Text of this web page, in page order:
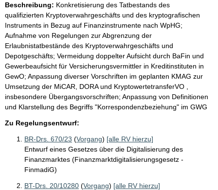
Beschreibung: Konkretisierung des Tatbestands des
qualifizierten Kryptoverwahrgeschäfts und des kryptografischen
Instruments in Bezug auf Finanzinstrumente nach WpHG;
Aufnahme von Regelungen zur Abgrenzung der
Erlaubnistatbestände des Kryptoverwahrgeschäfts und
Depotgeschäfts; Vermeidung doppelter Aufsicht durch BaFin und
Gewerbeaufsicht für Versicherungsvermittler in Kreditinstituten in
GewO; Anpassung diverser Vorschriften im geplanten KMAG zur
Umsetzung der MiCAR, DORA und KryptowertetransferVO ,
insbesondere Übergangsvorschriften; Anpassung von Definitionen
und Klarstellung des Begriffs "Korrespondenzbeziehung" im GWG
Zu Regelungsentwurf:
BR-Drs. 670/23 (Vorgang) [alle RV hierzu]
Entwurf eines Gesetzes über die Digitalisierung des
Finanzmarktes (Finanzmarktdigitalisierungsgesetz -
FinmadiG)
BT-Drs. 20/10280 (Vorgang) [alle RV hierzu]